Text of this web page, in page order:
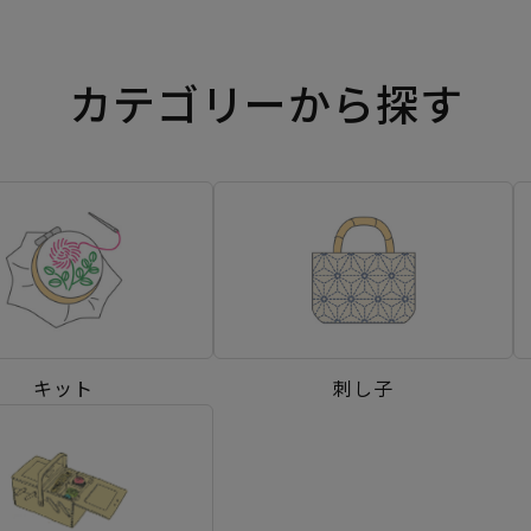
カテゴリーから探す
キット 刺し子